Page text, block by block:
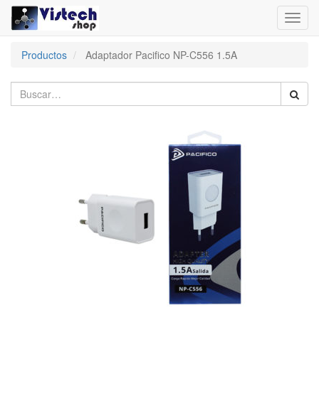
Productos
Adaptador Pacifico NP-C556 1.5A